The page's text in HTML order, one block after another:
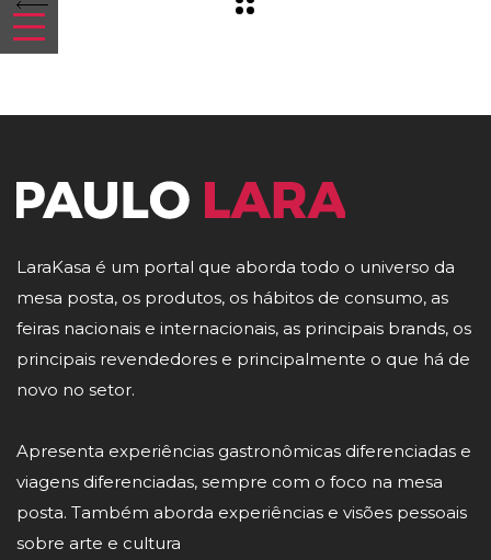
LaraKasa é um portal que aborda todo o universo da
mesa posta, os produtos, os hábitos de consumo, as
feiras nacionais e internacionais, as principais brands, os
principais revendedores e principalmente o que há de
novo no setor.
Apresenta experiências gastronômicas diferenciadas e
viagens diferenciadas, sempre com o foco na mesa
posta. Também aborda experiências e visões pessoais
sobre arte e cultura